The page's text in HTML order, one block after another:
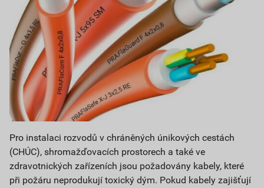
Pro instalaci rozvodů v chráněných únikových cestách
(CHÚC), shromažďovacích prostorech a také ve
zdravotnických zařízeních jsou požadovány kabely, které
při požáru neprodukují toxický dým. Pokud kabely zajišťují